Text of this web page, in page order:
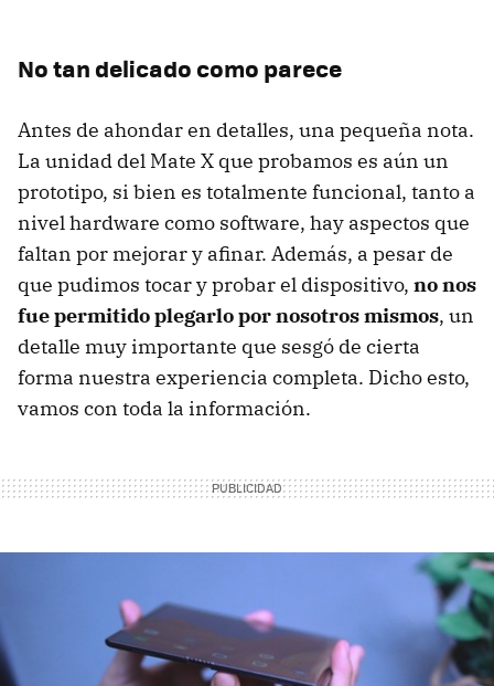
No tan delicado como parece
Antes de ahondar en detalles, una pequeña nota.
La unidad del Mate X que probamos es aún un
prototipo, si bien es totalmente funcional, tanto a
nivel hardware como software, hay aspectos que
faltan por mejorar y afinar. Además, a pesar de
que pudimos tocar y probar el dispositivo, no nos
fue permitido plegarlo por nosotros mismos, un
detalle muy importante que sesgó de cierta
forma nuestra experiencia completa. Dicho esto,
vamos con toda la información.